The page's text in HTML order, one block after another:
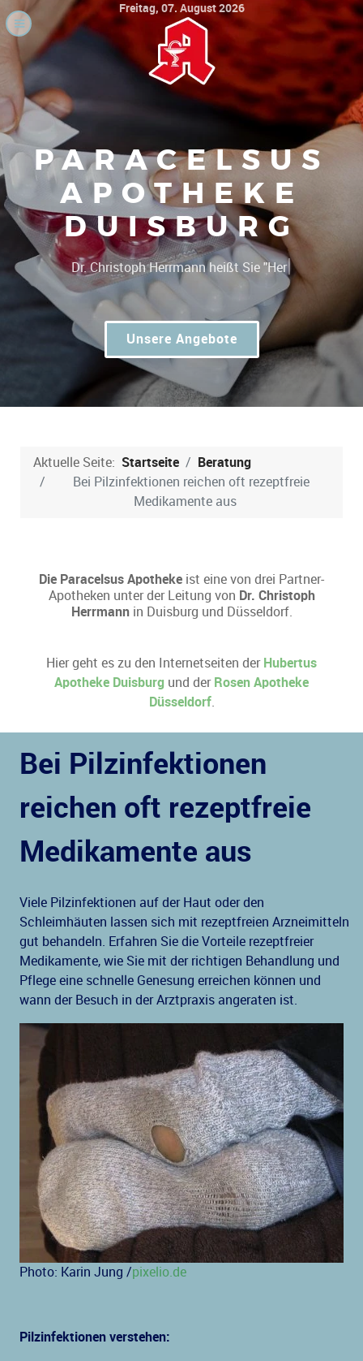
Freitag, 07. August 2026
PARACELSUS
APOTHEKE
DUISBURG
Dr. C|
Unsere Angebote
Aktuelle Seite: Startseite
Beratung
Bei Pilzinfektionen reichen oft rezeptfreie
Medikamente aus
Die Paracelsus Apotheke ist eine von drei Partner-
Apotheken unter der Leitung von Dr. Christoph
Herrmannin Duisburg und Düsseldorf.
Hier geht es zu den Internetseiten der Hubertus
Apotheke Duisburg und der Rosen Apotheke
Düsseldorf.
Bei Pilzinfektionen
reichen oft rezeptfreie
Medikamente aus
Viele Pilzinfektionen auf der Haut oder den
Schleimhäuten lassen sich mit rezeptfreien Arzneimitteln
gut behandeln. Erfahren Sie die Vorteile rezeptfreier
Medikamente, wie Sie mit der richtigen Behandlung und
Pflege eine schnelle Genesung erreichen können und
wann der Besuch in der Arztpraxis angeraten ist.
Photo: Karin Jung /pixelio.de
Pilzinfektionen verstehen: